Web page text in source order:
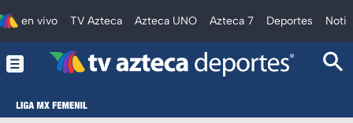
en vivo TV Azteca Azteca UNO Azteca 7 Deportes